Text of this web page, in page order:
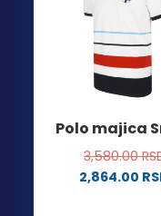
Opcije
mogu
biti
Polo majica
3,580.00
2,864.00